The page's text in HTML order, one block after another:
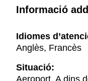
Informació
Idiomes
Anglès, Francès
Situació:
Aeroport, A dins